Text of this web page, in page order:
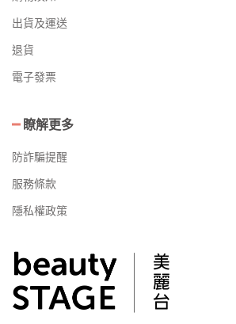
出貨及運送
退貨
電子發票
瞭解更多
防詐騙提醒
服務條款
隱私權政策